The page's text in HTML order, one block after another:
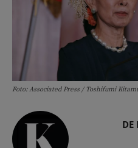
Foto: Associated Press / Toshifumi
DE